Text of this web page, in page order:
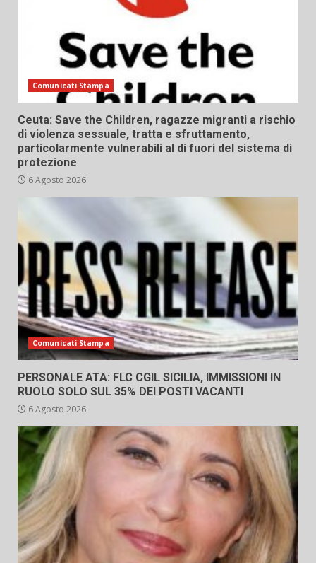
Comunicati Stampa
Ceuta: Save the Children, ragazze migranti a rischio
di violenza sessuale, tratta e sfruttamento,
particolarmente vulnerabili al di fuori del sistema di
protezione
6 Agosto 2026
Comunicati Stampa
PERSONALE ATA: FLC CGIL SICILIA, IMMISSIONI IN
RUOLO SOLO SUL 35% DEI POSTI VACANTI
6 Agosto 2026